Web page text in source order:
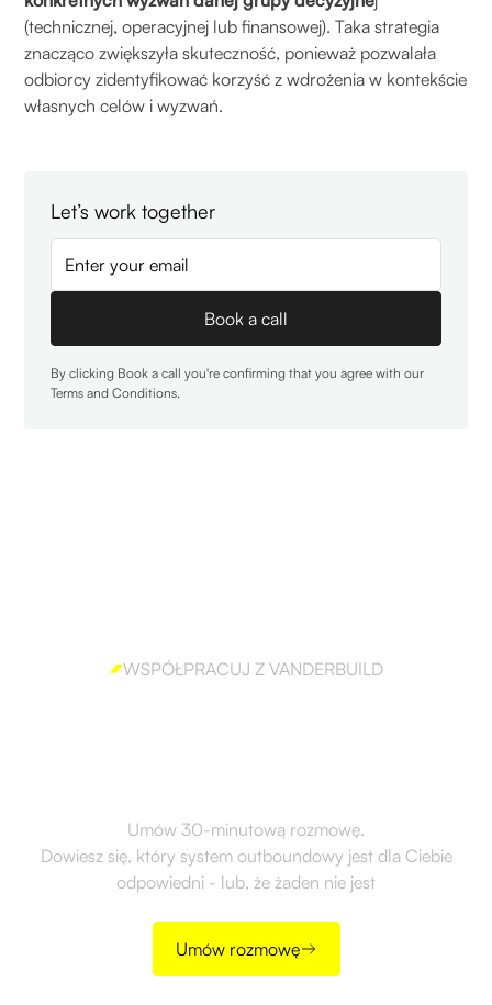
(technicznej, operacyjnej lub finansowej). Taka strategia
znacząco zwiększyła skuteczność, ponieważ pozwalała
odbiorcy zidentyfikować korzyść z wdrożenia w kontekście
własnych celów i wyzwań.
Let’s work together
By clicking Book a call you're confirming that you agree with our
Terms and Conditions.
WSPÓŁPRACUJ Z VANDERBUILD
Umów 30-minutową rozmowę.
Dowiesz się, który system outboundowy jest dla Ciebie
odpowiedni - lub, że żaden nie jest
Umów rozmowę